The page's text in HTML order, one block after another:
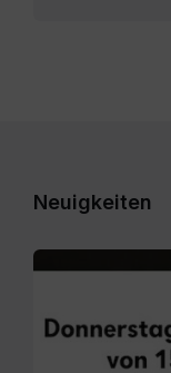
Neuigkeiten
Gemeinde
Lavamünd